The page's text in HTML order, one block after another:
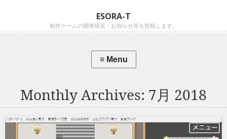
ESORA-T
制作ゲームの開発状況・お知らせ等を投稿します。
Monthly Archives: 7月 2018
時間停止怪人